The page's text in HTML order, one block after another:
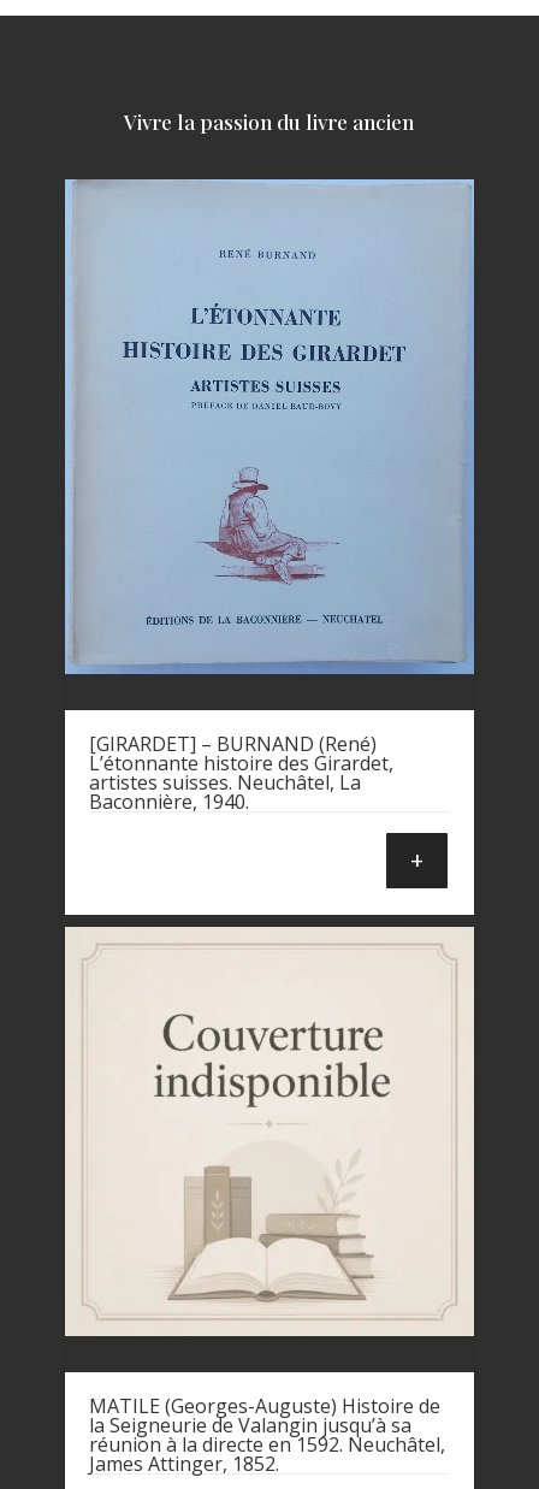
Vivre la passion du livre ancien
[GIRARDET] – BURNAND (René)
L’étonnante histoire des Girardet,
artistes suisses. Neuchâtel, La
Baconnière, 1940.
+
MATILE (Georges-Auguste) Histoire de
la Seigneurie de Valangin jusqu’à sa
réunion à la directe en 1592. Neuchâtel,
James Attinger, 1852.